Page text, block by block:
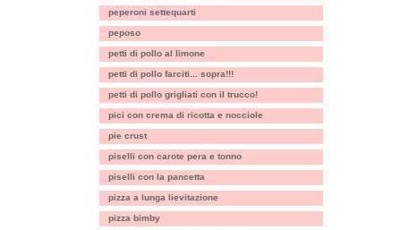
peperoni settequarti
peposo
petti di pollo al limone
petti di pollo farciti... sopra!!!
petti di pollo grigliati con il trucco!
pici con crema di ricotta e nocciole
pie crust
piselli con carote pera e tonno
piselli con la pancetta
pizza a lunga lievitazione
pizza bimby